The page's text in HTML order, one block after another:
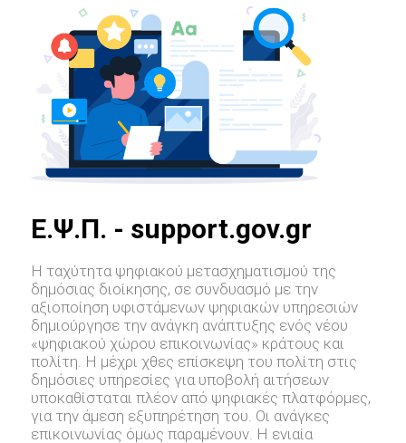
E.Ψ.Π. - support.gov.gr
Η ταχύτητα ψηφιακού μετασχηματισμού της
δημόσιας διοίκησης, σε συνδυασμό με την
αξιοποίηση υφιστάμενων ψηφιακών υπηρεσιών
δημιούργησε την ανάγκη ανάπτυξης ενός νέου
«ψηφιακού χώρου επικοινωνίας» κράτους και
πολίτη. Η μέχρι χθες επίσκεψη του πολίτη στις
δημόσιες υπηρεσίες για υποβολή αιτήσεων
υποκαθίσταται πλέον από ψηφιακές πλατφόρμες,
για την άμεση εξυπηρέτηση του. Οι ανάγκες
επικοινωνίας όμως παραμένουν. Η ενιαία